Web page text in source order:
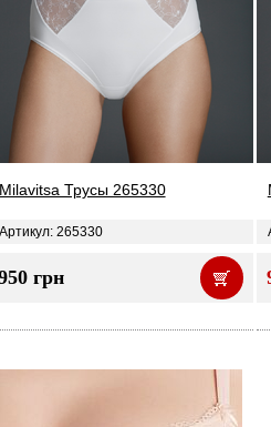
Milavitsa Трусы 265330
Артикул: 265330
грн